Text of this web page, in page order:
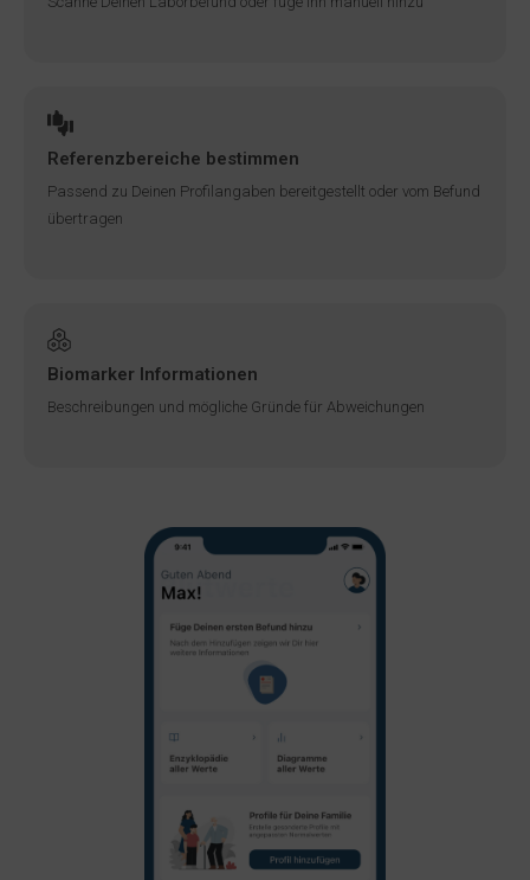
Referenzbereiche bestimmen
Passend zu Deinen Profilangaben bereitgestellt oder vom Befund
übertragen
Biomarker Informationen
Beschreibungen und mögliche Gründe für Abweichungen